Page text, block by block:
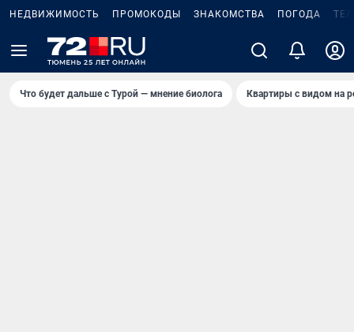
НЕДВИЖИМОСТЬ ПРОМОКОДЫ ЗНАКОМСТВА ПОГОДА
Что будет дальше с Турой — мнение биолога Квартиры с видом на